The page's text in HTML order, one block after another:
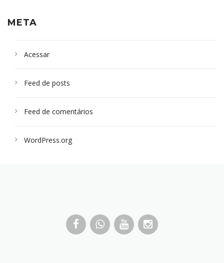
META
Acessar
Feed de posts
Feed de comentários
WordPress.org